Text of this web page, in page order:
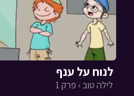
לנוח על ענף
לילה טוב › פרק 1